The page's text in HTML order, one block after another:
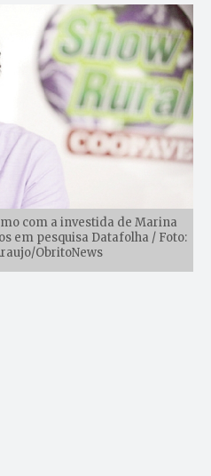
com a investida de Marina
em pesquisa Datafolha / Foto:
ObritoNews